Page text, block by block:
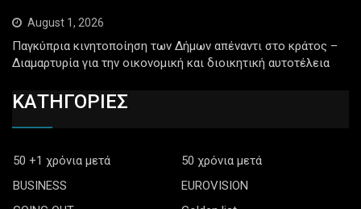
August 1, 2026
Παγκύπρια κινητοποίηση των Δήμων απέναντι στο κράτος –
Διαμαρτυρία για την οικονομική και διοικητική αυτοτέλεια
ΚΑΤΗΓΟΡΙΕΣ
50 +1 χρόνια μετά
50 χρόνια μετά
BUSINESS
EUROVISION